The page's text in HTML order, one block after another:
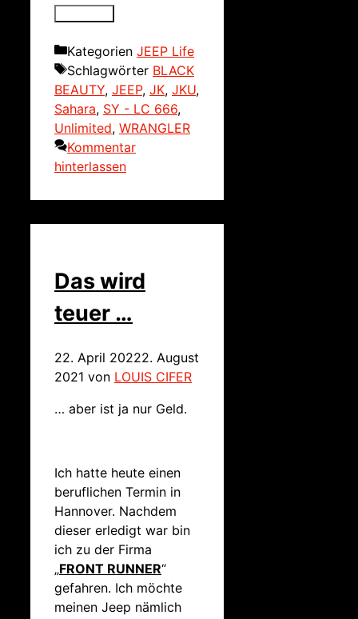
Kategorien JEEP Life
Schlagwörter BLACK
BEAUTY, JEEP, JK, JKU,
Sahara, SY - LC 666,
Unlimited, WRANGLER
Kommentar
hinterlassen
Das wird
teuer …
22. April 20222. August
2021 von LOUIS CIFER
… aber ist ja nur Geld.
Ich hatte heute einen
beruflichen Termin in
Hannover. Nachdem
dieser erledigt war bin
ich zu der Firma
„FRONT RUNNER“
gefahren. Ich möchte
meinen Jeep nämlich